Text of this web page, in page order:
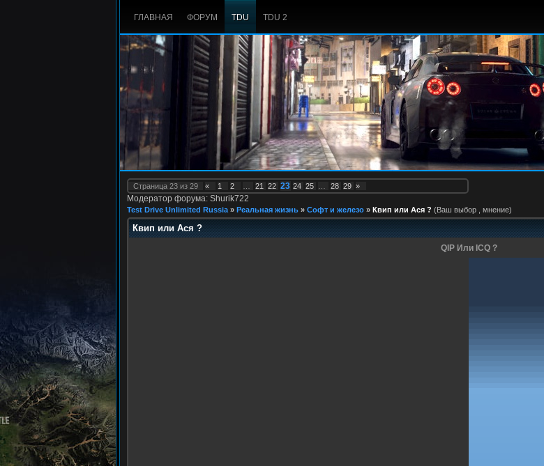
ГЛАВНАЯ ФОРУМ TDU TDU 2
Страница 23 из 29 « 1 2 21 22 23 24 25 28 29 »
Модератор форума: Shurik722
Test Drive Unlimited Russia » Реальная жизнь » Софт и железо » Квип или Ася ? (Ваш выбор , мнение)
Квип или Ася ?
QIP Или ICQ ?